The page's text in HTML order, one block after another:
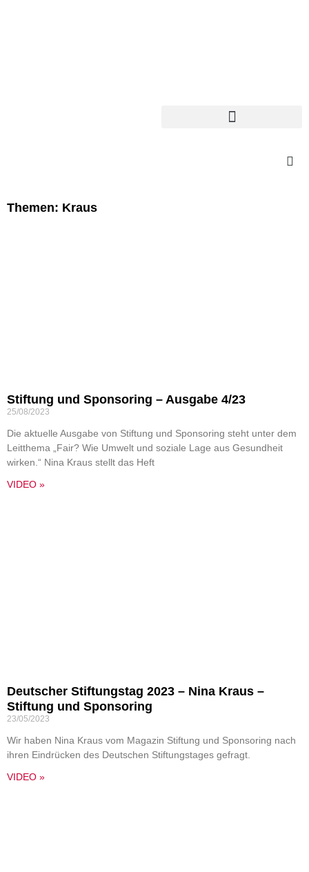
Themen: Kraus
Stiftung und Sponsoring – Ausgabe 4/23
25/08/2023
Die aktuelle Ausgabe von Stiftung und Sponsoring steht unter dem
Leitthema „Fair? Wie Umwelt und soziale Lage aus Gesundheit
wirken.“ Nina Kraus stellt das Heft
VIDEO »
Deutscher Stiftungstag 2023 – Nina Kraus –
Stiftung und Sponsoring
23/05/2023
Wir haben Nina Kraus vom Magazin Stiftung und Sponsoring nach
ihren Eindrücken des Deutschen Stiftungstages gefragt.
VIDEO »